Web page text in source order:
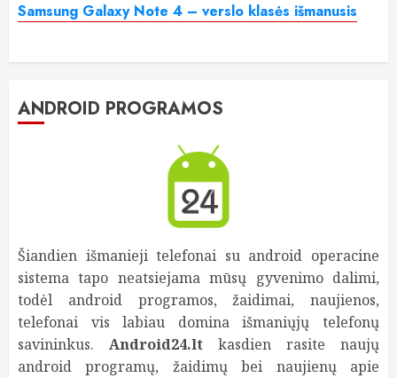
Samsung Galaxy Note 4 – verslo klasės išmanusis
ANDROID PROGRAMOS
Šiandien išmanieji telefonai su android operacine
sistema tapo neatsiejama mūsų gyvenimo dalimi,
todėl android programos, žaidimai, naujienos,
telefonai vis labiau domina išmaniųjų telefonų
savininkus. Android24.lt kasdien rasite naujų
android programų, žaidimų bei naujienų apie